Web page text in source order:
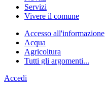
Servizi
Vivere il comune
Accesso all'informazione
Acqua
Agricoltura
Tutti gli argomenti...
Accedi